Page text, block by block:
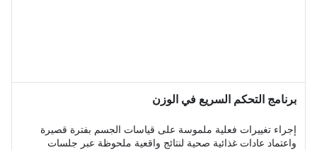
برنامج التحكم السريع في الوزن
إجراء تغييرات فعلية ملموسة على قياسات الجسم بفترة قصيرة
واعتماد عادات غذائية صحية لنتائج واقعية ملحوظة عبر جلسات